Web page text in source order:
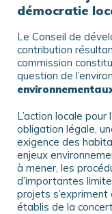
démocratie
Le Conseil de
contribution
commission
question de
L’action locale
obligation légale,
exigence des
enjeux
à mener, les
d’importantes
projets
établis de la